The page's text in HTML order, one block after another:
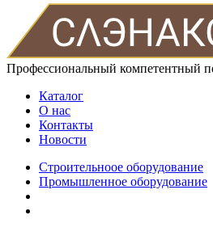
Профессиональный компетентный
Каталог
О нас
Контакты
Новости
Строительноое оборудование
Промышленное оборудование